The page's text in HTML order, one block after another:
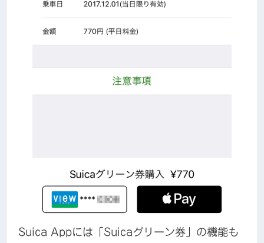
Suica Appには「Suicaグリーン券」の機能も